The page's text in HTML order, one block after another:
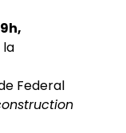
la
Federal